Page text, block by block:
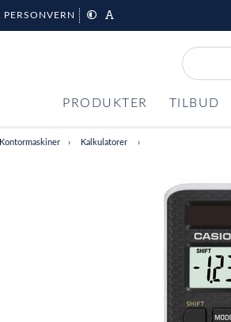
PERSONVERN
PRODUKTER TILBUD
Kontormaskiner Kalkulatorer